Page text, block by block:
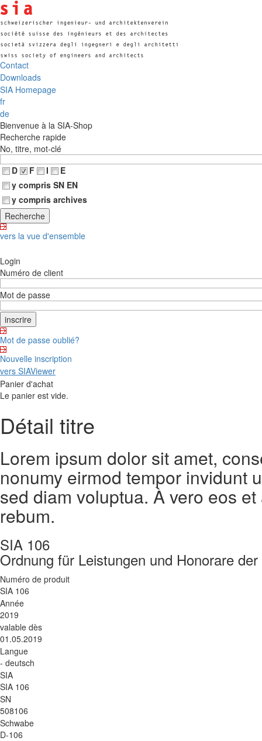
Contact
Downloads
SIA Homepage
fr
de
Bienvenue à la SIA-Shop
Recherche rapide
No, titre, mot-clé
D
F I
E
y compris SN EN
y compris archives
vers la vue d'ensemble
Login
Numéro de client
Mot de passe
Mot de passe oublié?
Nouvelle inscription
vers SIAViewer
Panier d'achat
Le panier est vide.
Détail titre
Lorem ipsum dolor sit amet,
nonumy eirmod tempor invidunt
sed diam voluptua. À vero eos
rebum.
SIA 106
Ordnung für Leistungen und Honorare
Numéro de produit
SIA 106
Année
2019
valable dès
01.05.2019
Langue
- deutsch
SIA
SIA 106
SN
508106
Schwabe
D-106